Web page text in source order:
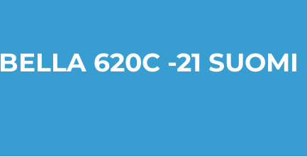
BELLA 620C -21 SUOMI